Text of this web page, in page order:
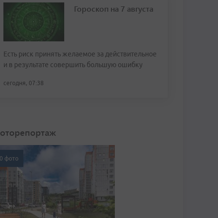
Гороскоп на 7 августа
Есть риск принять желаемое за действительное
и в результате совершить большую ошибку
сегодня, 07:38
фото